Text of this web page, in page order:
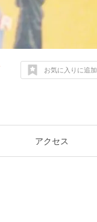
お気に入りに追加
アクセス